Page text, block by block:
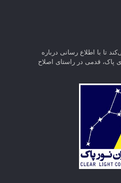
تا با اطلاع رسانی درباره
پاک، قدمی در راستای‌ اصلاح